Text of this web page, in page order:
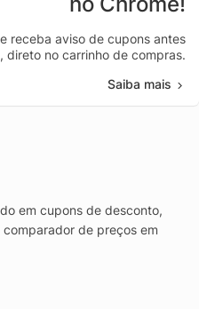
receba aviso de cupons antes
direto no carrinho de compras.
Saiba mais
em cupons de desconto,
de preços em